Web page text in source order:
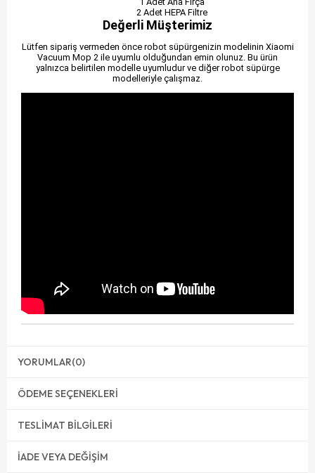
2 Adet HEPA Filtre
Değerli Müşterimiz
Lütfen sipariş vermeden önce robot süpürgenizin modelinin Xiaomi
Vacuum Mop 2 ile uyumlu olduğundan emin olunuz. Bu ürün
yalnızca belirtilen modelle uyumludur ve diğer robot süpürge
modelleriyle çalışmaz.
YORUMLAR(0)
ÖDEME SEÇENEKLERI
TESLIMAT BILGILERI
İADE VEYA DEĞIŞIM